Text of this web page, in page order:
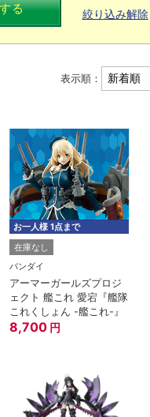
る 絞り込み解除
表示順：
お一人様 1点まで
在庫なし
バンダイ
アーマーガールズプロジ
ェクト 艦これ 愛宕『艦隊
これくしょん -艦これ-』
8,700 円